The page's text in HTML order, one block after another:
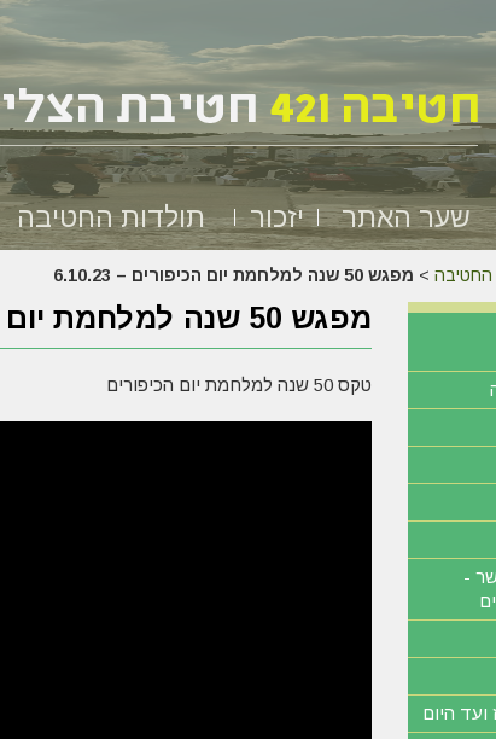
שער האתר יזכור תולדות החטיבה
החטיבה > מפגש 50 שנה למלחמת יום הכיפורים – 6.10.23
מפגש 50 שנה למלחמת יום הכיפורים – 6.10.23
טקס 50 שנה למלחמת יום הכיפורים
-
היום